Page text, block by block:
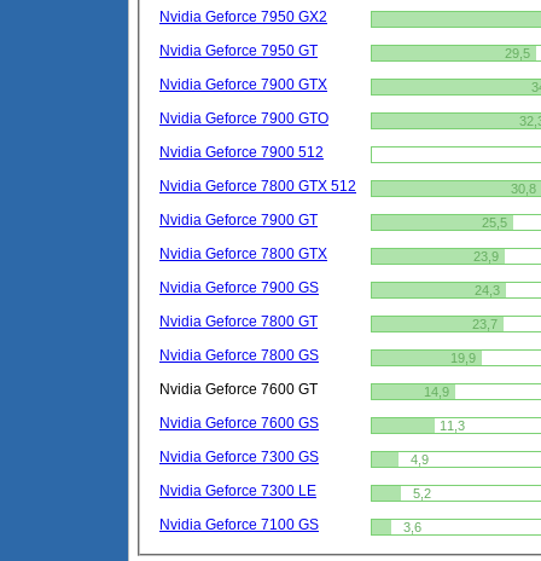
Nvidia Geforce 7950 GX2
Nvidia Geforce 7950 GT
29,5
Nvidia Geforce 7900 GTX
Nvidia Geforce 7900 GTO
Nvidia Geforce 7900 512
Nvidia Geforce 7800 GTX 512
30,8
Nvidia Geforce 7900 GT 25,5
Nvidia Geforce 7800 GTX 23,9
Nvidia Geforce 7900 GS 24,3
Nvidia Geforce 7800 GT 23,7
Nvidia Geforce 7800 GS 19,9
Nvidia Geforce 7600 GT 14,9
Nvidia Geforce 7600 GS 11,3
Nvidia Geforce 7300 GS 4,9
Nvidia Geforce 7300 LE 5,2
Nvidia Geforce 7100 GS 3,6